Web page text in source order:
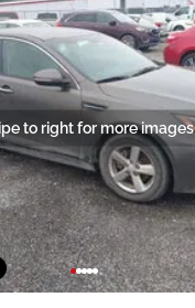
to right for more images